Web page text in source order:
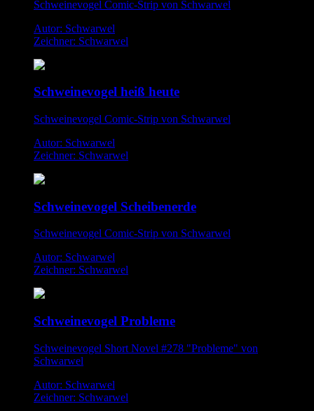
Schweinevogel Comic-Strip von Schwarwel
Autor: Schwarwel
Zeichner: Schwarwel
Schweinevogel heiß heute
Schweinevogel Comic-Strip von Schwarwel
Autor: Schwarwel
Zeichner: Schwarwel
Schweinevogel Scheibenerde
Schweinevogel Comic-Strip von Schwarwel
Autor: Schwarwel
Zeichner: Schwarwel
Schweinevogel Probleme
Schweinevogel Short Novel #278 "Probleme" von
Schwarwel
Autor: Schwarwel
Zeichner: Schwarwel